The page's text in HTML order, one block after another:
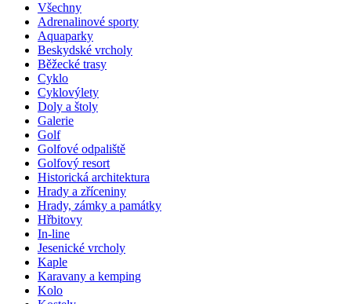
Všechny
Adrenalinové sporty
Aquaparky
Beskydské vrcholy
Běžecké trasy
Cyklo
Cyklovýlety
Doly a štoly
Galerie
Golf
Golfové odpaliště
Golfový resort
Historická architektura
Hrady a zříceniny
Hrady, zámky a památky
Hřbitovy
In-line
Jesenické vrcholy
Kaple
Karavany a kemping
Kolo